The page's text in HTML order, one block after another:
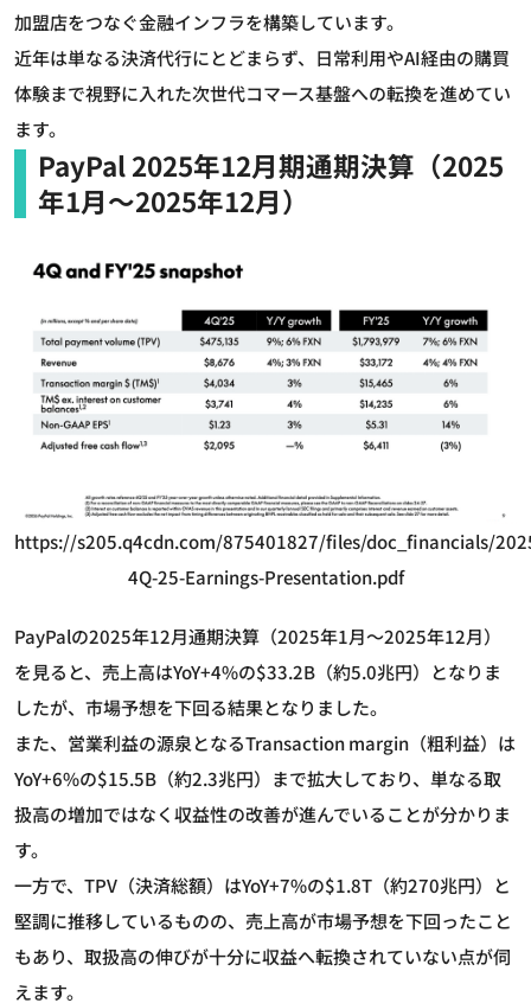
加盟店をつなぐ金融インフラを構築しています。
近年は単なる決済代行にとどまらず、日常利用やAI経由の購買
体験まで視野に入れた次世代コマース基盤への転換を進めてい
ます。
PayPal 2025年12月期通期決算（2025
年1月～2025年12月）
https://s205.q4cdn.com/875401827/files/doc_financials/
4Q-25-Earnings-Presentation.pdf
PayPalの2025年12月通期決算（2025年1月～2025年12月）
を見ると、売上高はYoY+4%の$33.2B（約5.0兆円）となりま
したが、市場予想を下回る結果となりました。
また、営業利益の源泉となるTransaction margin（粗利益）は
YoY+6%の$15.5B（約2.3兆円）まで拡大しており、単なる取
扱高の増加ではなく収益性の改善が進んでいることが分かりま
す。
一方で、TPV（決済総額）はYoY+7%の$1.8T（約270兆円）と
堅調に推移しているものの、売上高が市場予想を下回ったこと
もあり、取扱高の伸びが十分に収益へ転換されていない点が伺
えます。